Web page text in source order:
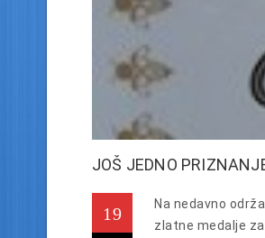
JOŠ JEDNO
19
Na nedavno
zlatne medalje